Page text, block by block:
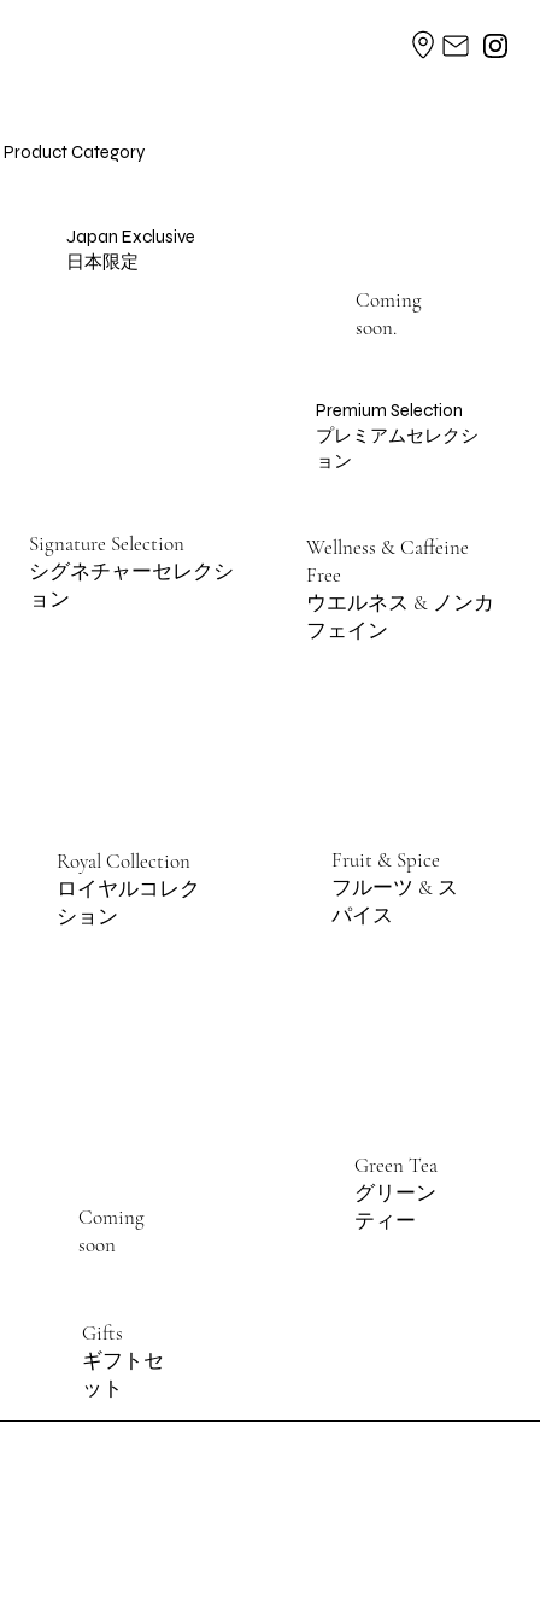
Product Category
Japan Exclusive
​日本限定
Signature Selection
シグネチャーセレクシ
ョン
Wellness & Caffeine
Free
ウエルネス & ノンカ
フェイン
Coming
soon.
Premium Selection
プレミアムセレクシ
ョン
Royal Collection
ロイヤルコレク
ション
Fruit & Spice
フルーツ & ス
パイス
Green Tea
グリーン
ティー
Coming
soon
Gifts
ギフトセ
ット